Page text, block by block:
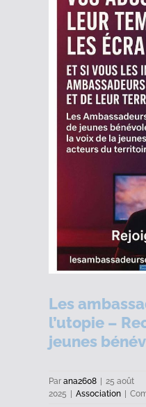
agrandie
Les
l’utopie –
jeunes
Par ana2608 | 25 août
2025 | Association |